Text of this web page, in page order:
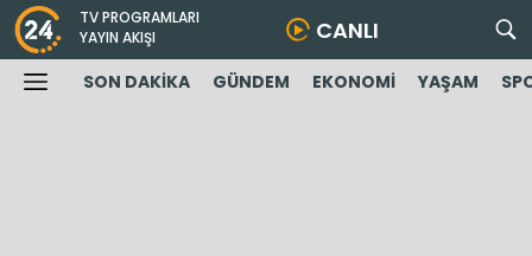
TV PROGRAMLARI
YAYIN AKIŞI
CANLI
SON DAKİKA GÜNDEM EKONOMİ YAŞAM